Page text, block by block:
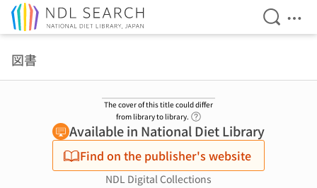
Open
図書
The cover of this title could differ
from library to library.
Available in National Diet Library
Find on the publisher's website
NDL Digital Collections